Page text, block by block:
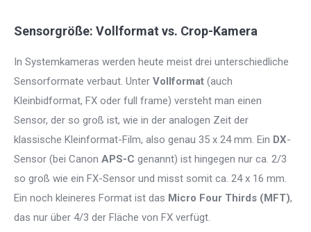
Sensorgröße: Vollformat vs. Crop-Kamera
In Systemkameras werden heute meist drei unterschiedliche
Sensorformate verbaut. Unter Vollformat (auch
Kleinbidformat, FX oder full frame) versteht man einen
Sensor, der so groß ist, wie in der analogen Zeit der
klassische Kleinformat-Film, also genau 35 x 24 mm. Ein DX-
Sensor (bei Canon APS-C genannt) ist hingegen nur ca. 2/3
so groß wie ein FX-Sensor und misst somit ca. 24 x 16 mm.
Ein noch kleineres Format ist das Micro Four Thirds (MFT),
das nur über 4/3 der Fläche von FX verfügt.